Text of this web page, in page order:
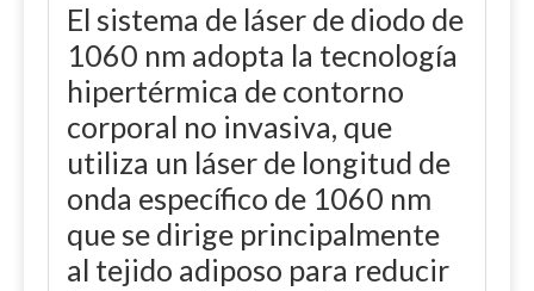
El sistema de láser de diodo de
1060 nm adopta la tecnología
hipertérmica de contorno
corporal no invasiva, que
utiliza un láser de longitud de
onda específico de 1060 nm
que se dirige principalmente
al tejido adiposo para reducir